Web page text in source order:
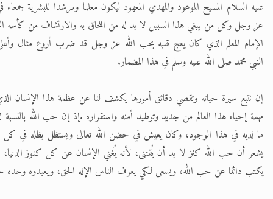
الحجّ.. دلالات، حِكم، وأهداف >> المزيد
اقرأ هذا المقال في أهمية عيد
عليه السلام المسيح الموعود والمهدي المعهود ليكون معلما ومرشدا للبشرية
عز وجل وكل من يبغي هذا السبيل لا بد له من اللحاق به والارتشاف من كأسه
الإمام المعلم الذي كان يعج قلبه بحب الله عز وجل قد ضرب أروع مثال
النبي محمد صلى الله عليه وسلم في هذا المضمار.
إن تتبع سيرة حياته وتقصي دقائق أمورها يكشف لنا عن عظمة هذا الإنسان
مهمة إحياء هذا العالم من جديد وتوطيد أمنه واستقراره .إذ إن حب الله
ما لديه في هذا الوجود، وكان يعيش في حضن الله تعالى ويستظل بظله في
يشعر أن حب الله كنز لا بد أن يُقتنى، لأنه يُغني الإنسان عن كل كنوز
يكتب دائما عن حب الله، ويسعى لكي يعرف الناس الإله الحق، ويعبدوه وحده